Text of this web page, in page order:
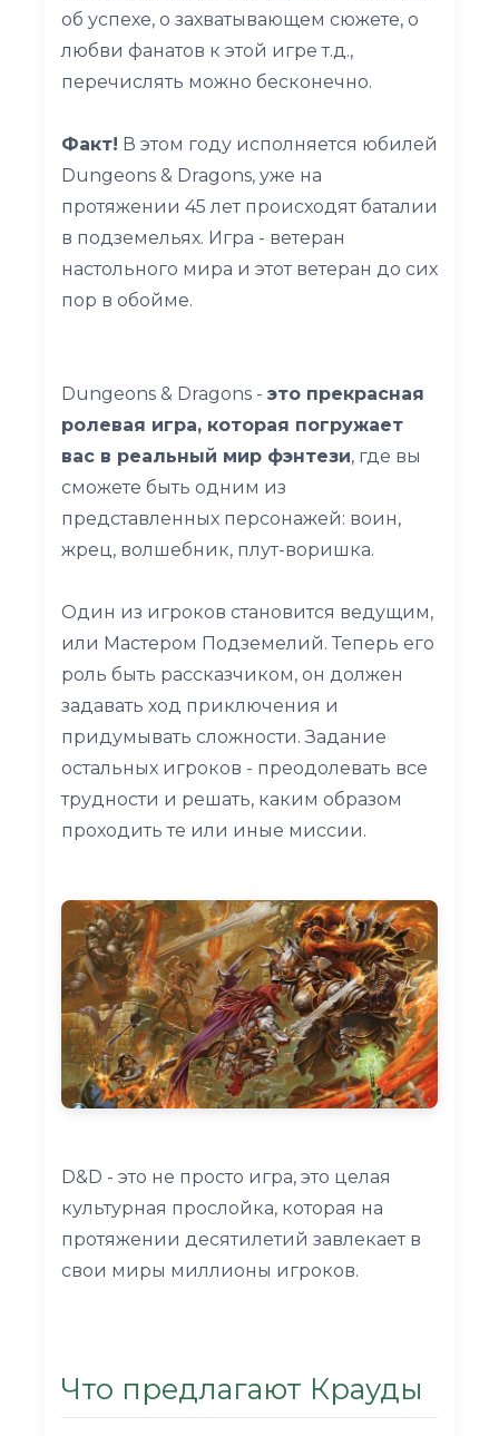
об успехе, о захватывающем сюжете, о
любви фанатов к этой игре т.д.,
перечислять можно бесконечно.
Факт! В этом году исполняется юбилей
Dungeons & Dragons, уже на
протяжении 45 лет происходят баталии
в подземельях. Игра - ветеран
настольного мира и этот ветеран до сих
пор в обойме.
Dungeons & Dragons - это прекрасная
ролевая игра, которая погружает
вас в реальный мир фэнтези, где вы
сможете быть одним из
представленных персонажей: воин,
жрец, волшебник, плут-воришка.
Один из игроков становится ведущим,
или Мастером Подземелий. Теперь его
роль быть рассказчиком, он должен
задавать ход приключения и
придумывать сложности. Задание
остальных игроков - преодолевать все
трудности и решать, каким образом
проходить те или иные миссии.
D&D - это не просто игра, это целая
культурная прослойка, которая на
протяжении десятилетий завлекает в
свои миры миллионы игроков.
Что предлагают Крауды